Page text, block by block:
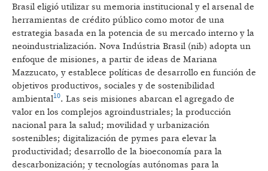
Brasil eligió utilizar su memoria institucional y el arsenal de
herramientas de crédito público como motor de una
estrategia basada en la potencia de su mercado interno y la
neoindustrialización. Nova Indústria Brasil (nib) adopta un
enfoque de misiones, a partir de ideas de Mariana
Mazzucato, y establece políticas de desarrollo en función de
objetivos productivos, sociales y de sostenibilidad
ambiental10. Las seis misiones abarcan el agregado de
valor en los complejos agroindustriales; la producción
nacional para la salud; movilidad y urbanización
sostenibles; digitalización de pymes para elevar la
productividad; desarrollo de la bioeconomía para la
descarbonización; y tecnologías autónomas para la